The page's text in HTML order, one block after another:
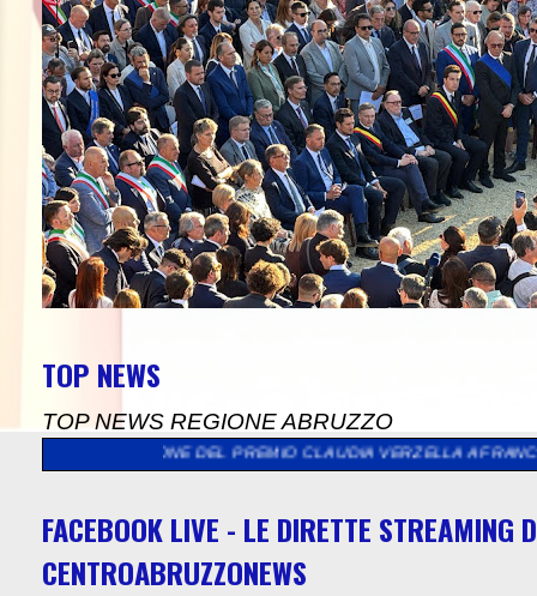
TOP NEWS
TOP NEWS REGIONE ABRUZZO
DEL PREMIO CLAUDIA VERZELLA A FRANCAVILLA AL
FACEBOOK LIVE - LE DIRETTE STREAMING
CENTROABRUZZONEWS